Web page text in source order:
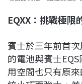
EQXX ：挑戰極限
賓士於三年前首
的電池與賓士
用空間也只有原